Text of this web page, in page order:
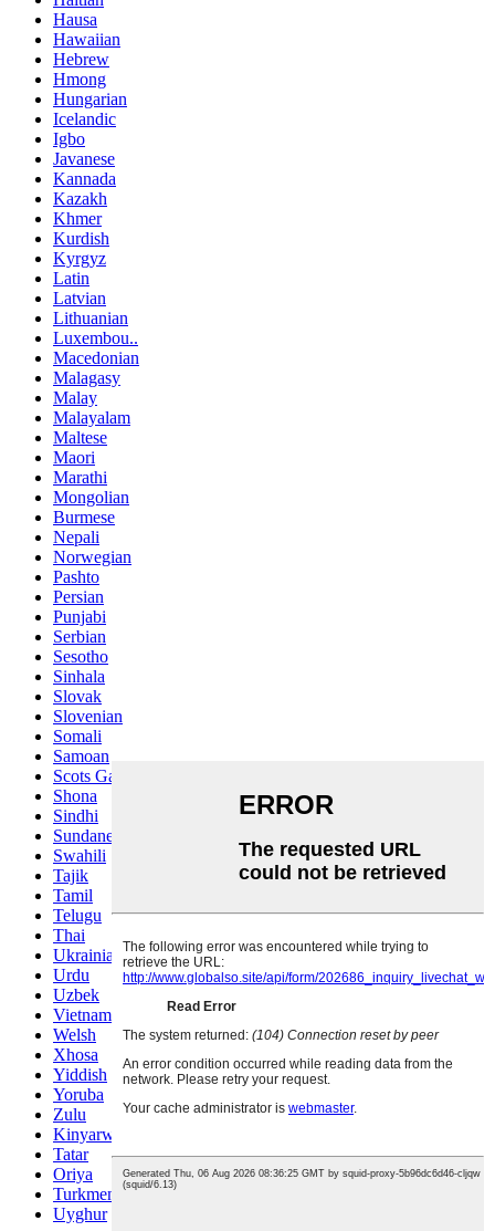
Hausa
Hawaiian
Hebrew
Hmong
Hungarian
Icelandic
Igbo
Javanese
Kannada
Kazakh
Khmer
Kurdish
Kyrgyz
Latin
Latvian
Lithuanian
Luxembou..
Macedonian
Malagasy
Malay
Malayalam
Maltese
Maori
Marathi
Mongolian
Burmese
Nepali
Norwegian
Pashto
Persian
Punjabi
Serbian
Sesotho
Sinhala
Slovak
Slovenian
Somali
Samoan
Scots Gaelic
Shona
Sindhi
Sundanese
Swahili
Tajik
Tamil
Telugu
Thai
Ukrainian
Urdu
Uzbek
Vietnamese
Welsh
Xhosa
Yiddish
Yoruba
Zulu
Kinyarwanda
Tatar
Oriya
Turkmen
Uyghur